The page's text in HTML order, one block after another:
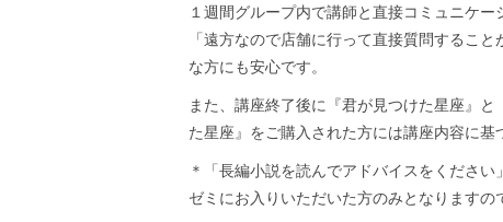
１週間グループ内で講師と直接コミュニケ
「遠方なので店舗に行って直接質問するこ
な方にも安心です。
また、講座終了後に『君が見つけた星座』
た星座』をご購入された方には講座内容に基
＊「長編小説を読んでアドバイスをくださ
ゼミにお入りいただいた方のみとなりますの